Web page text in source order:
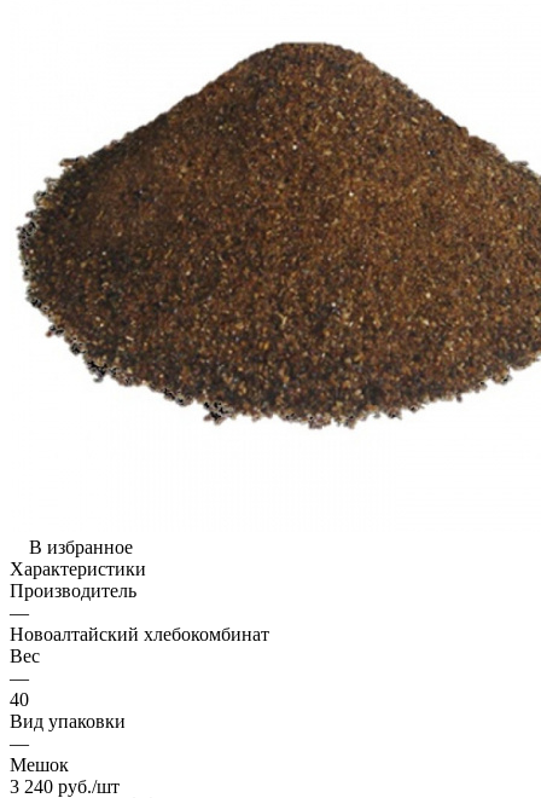
В избранное
Характеристики
Производитель
—
Новоалтайский хлебокомбинат
Вес
—
40
Вид упаковки
—
Мешок
3 240 руб./шт